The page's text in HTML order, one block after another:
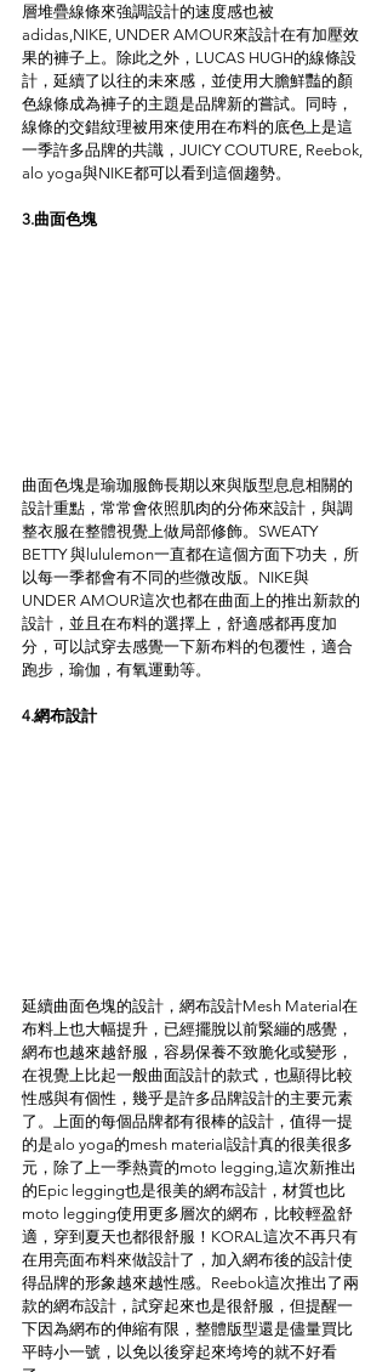
層堆疊線條來強調設計的速度感也被
adidas,NIKE, UNDER AMOUR來設計在有加壓效
果的褲子上。除此之外，LUCAS HUGH的線條設
計，延續了以往的未來感，並使用大膽鮮豔的顏
色線條成為褲子的主題是品牌新的嘗試。同時，
線條的交錯紋理被用來使用在布料的底色上是這
一季許多品牌的共識，JUICY COUTURE, Reebok,
alo yoga與NIKE都可以看到這個趨勢。
3.曲面色塊
曲面色塊是瑜珈服飾長期以來與版型息息相關的
設計重點，常常會依照肌肉的分佈來設計，與調
整衣服在整體視覺上做局部修飾。SWEATY
BETTY 與lululemon一直都在這個方面下功夫，所
以每一季都會有不同的些微改版。NIKE與
UNDER AMOUR這次也都在曲面上的推出新款的
設計，並且在布料的選擇上，舒適感都再度加
分，可以試穿去感覺一下新布料的包覆性，適合
跑步，瑜伽，有氧運動等。
4.網布設計
延續曲面色塊的設計，網布設計Mesh Material在
布料上也大幅提升，已經擺脫以前緊繃的感覺，
網布也越來越舒服，容易保養不致脆化或變形，
在視覺上比起一般曲面設計的款式，也顯得比較
性感與有個性，幾乎是許多品牌設計的主要元素
了。上面的每個品牌都有很棒的設計，值得一提
的是alo yoga的mesh material設計真的很美很多
元，除了上一季熱賣的moto legging,這次新推出
的Epic legging也是很美的網布設計，材質也比
moto legging使用更多層次的網布，比較輕盈舒
適，穿到夏天也都很舒服！KORAL這次不再只有
在用亮面布料來做設計了，加入網布後的設計使
得品牌的形象越來越性感。Reebok這次推出了兩
款的網布設計，試穿起來也是很舒服，但提醒一
下因為網布的伸縮有限，整體版型還是儘量買比
平時小一號，以免以後穿起來垮垮的就不好看